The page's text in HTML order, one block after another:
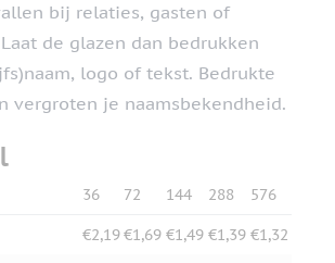
bij relaties, gasten of
de glazen dan bedrukken
logo of tekst. Bedrukte
vergroten je naamsbekendheid.
36 72 144 288 576
€2,19€1,69 €1,49 €1,39 €1,32